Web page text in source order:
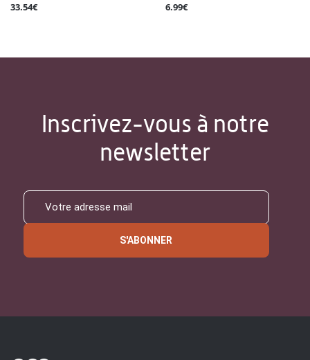
33.54€ 6.99€
Inscrivez-vous à notre
newsletter
S'ABONNER